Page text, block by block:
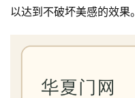
以达到不破坏美感的效果。